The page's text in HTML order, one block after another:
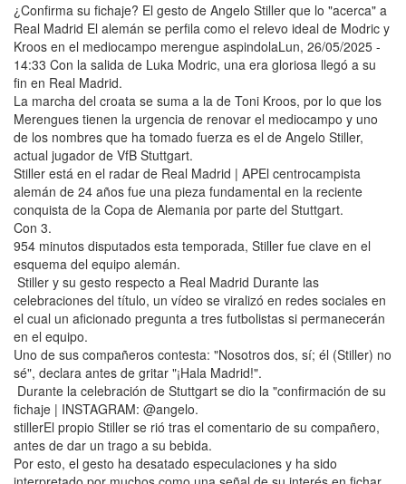
¿Confirma su fichaje? El gesto de Angelo Stiller que lo "acerca" a
Real Madrid El alemán se perfila como el relevo ideal de Modric y
Kroos en el mediocampo merengue aspindolaLun, 26/05/2025 -
14:33 Con la salida de Luka Modric, una era gloriosa llegó a su
fin en Real Madrid.
La marcha del croata se suma a la de Toni Kroos, por lo que los
Merengues tienen la urgencia de renovar el mediocampo y uno
de los nombres que ha tomado fuerza es el de Angelo Stiller,
actual jugador de VfB Stuttgart.
Stiller está en el radar de Real Madrid | APEl centrocampista
alemán de 24 años fue una pieza fundamental en la reciente
conquista de la Copa de Alemania por parte del Stuttgart.
Con 3.
954 minutos disputados esta temporada, Stiller fue clave en el
esquema del equipo alemán.
Stiller y su gesto respecto a Real Madrid Durante las
celebraciones del título, un vídeo se viralizó en redes sociales en
el cual un aficionado pregunta a tres futbolistas si permanecerán
en el equipo.
Uno de sus compañeros contesta: "Nosotros dos, sí; él (Stiller) no
sé", declara antes de gritar "¡Hala Madrid!".
Durante la celebración de Stuttgart se dio la "confirmación de su
fichaje | INSTAGRAM: @angelo.
stillerEl propio Stiller se rió tras el comentario de su compañero,
antes de dar un trago a su bebida.
Por esto, el gesto ha desatado especulaciones y ha sido